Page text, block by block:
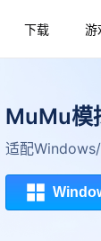
下载 游
MuMu模
适配